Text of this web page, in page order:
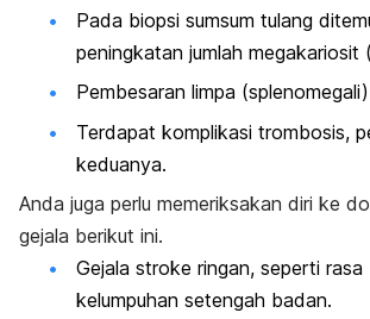
Pada biopsi sumsum tulang
peningkatan jumlah megakariosit
Pembesaran limpa
Terdapat komplikasi trombosis,
keduanya.
Anda juga perlu memeriksakan diri ke
gejala berikut ini.
Gejala stroke ringan, seperti rasa
kelumpuhan setengah badan.